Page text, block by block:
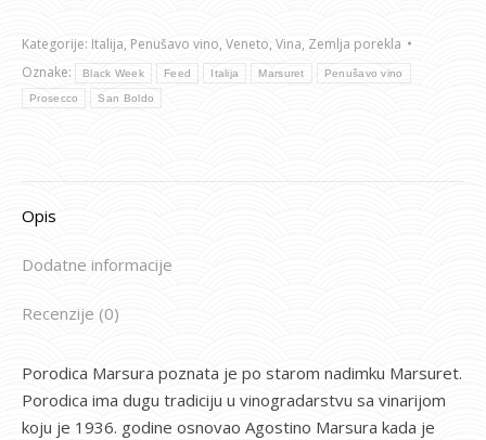
Kategorije: Italija, Penušavo vino, Veneto, Vina, Zemlja porekla
Oznake:
Black Week Feed Italija Marsuret Penušavo vino
Prosecco San Boldo
Opis
Dodatne informacije
Recenzije (0)
Porodica Marsura poznata je po starom nadimku Marsuret.
Porodica ima dugu tradiciju u vinogradarstvu sa vinarijom
koju je 1936. godine osnovao Agostino Marsura kada je